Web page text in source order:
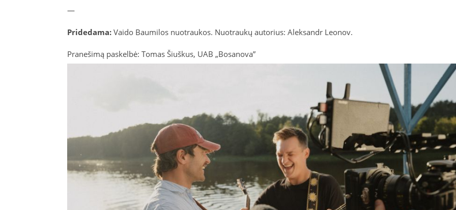
—
Pridedama: Vaido Baumilos nuotraukos. Nuotraukų autorius: Aleksandr Leonov.
Pranešimą paskelbė: Tomas Šiuškus, UAB „Bosanova”